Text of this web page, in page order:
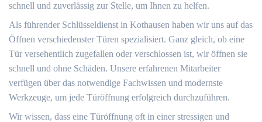
schnell und zuverlässig zur Stelle, um Ihnen zu helfen.
Als führender Schlüsseldienst in Kothausen haben wir uns auf das
Öffnen verschiedenster Türen spezialisiert. Ganz gleich, ob eine
Tür versehentlich zugefallen oder verschlossen ist, wir öffnen sie
schnell und ohne Schäden. Unsere erfahrenen Mitarbeiter
verfügen über das notwendige Fachwissen und modernste
Werkzeuge, um jede Türöffnung erfolgreich durchzuführen.
Wir wissen, dass eine Türöffnung oft in einer stressigen und